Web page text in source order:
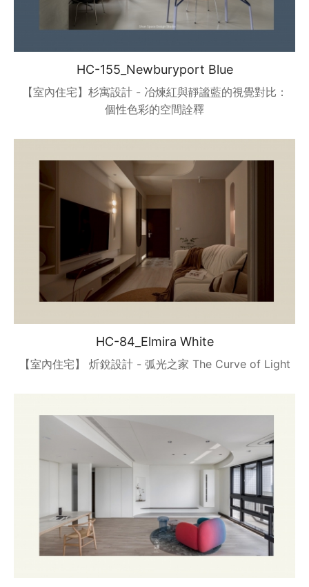
HC-155_Newburyport Blue
【室內住宅】杉寓設計 - 冶煉紅與靜謐藍的視覺對比：
個性色彩的空間詮釋
HC-84_Elmira White
【室內住宅】 炘銳設計 - 弧光之家 The Curve of Light